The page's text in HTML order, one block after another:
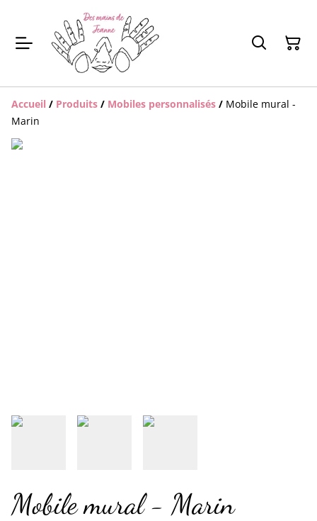
Accueil / Produits / Mobiles personnalisés / Mobile mural -
Marin
Mobile mural - Marin